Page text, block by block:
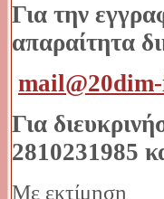
Για την
απαραίτητα
Για
2810231985
Με εκτίμηση